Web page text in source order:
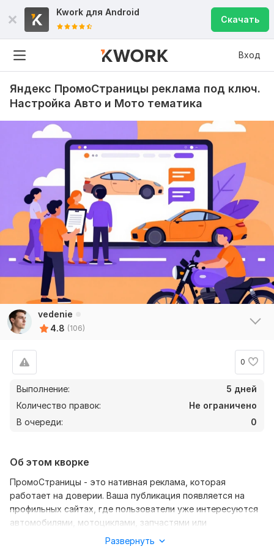
Kwork для Android
Скачать
Вход
Яндекс ПромоСтраницы реклама под ключ.
Настройка Авто и Мото тематика
vedenie
4.8 (106)
0
Выполнение:
5 дней
Количество правок:
Не ограничено
В очереди:
0
Об этом кворке
ПромоСтраницы - это нативная реклама, которая
работает на доверии. Ваша публикация появляется на
профильных сайтах, где пользователи уже интересуются
автомобилями, мотоциклами, запчастями или
автосервисами. Это не просто показы, а полезный
Развернуть